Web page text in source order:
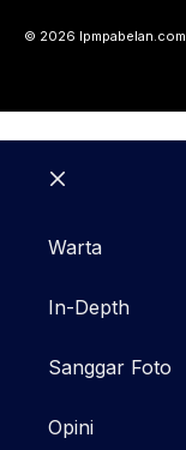
© 2026 lpmpabelan.com
Warta
In-Depth
Sanggar Foto
Opini